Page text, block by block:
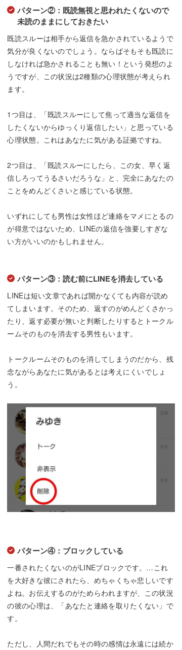
パターン②：既読無視と思われたくないので
未読のままにしておきたい
既読スルーは相手から返信を急かされているようで
気分が良くないのでしょう。ならばそもそも既読に
しなければ急かされることも無い！という発想のよ
うですが、この状況は2種類の心理状態が考えられ
ます。
1つ目は、「既読スルーにして焦って適当な返信を
したくないからゆっくり返信したい」と思っている
心理状態。これはあなたに気がある証拠ですね。
2つ目は、「既読スルーにしたら、この女、早く返
信しろってうるさいだろうな」と、完全にあなたの
ことをめんどくさいと感じている状態。
いずれにしても男性は女性ほど連絡をマメにとるの
が得意ではないため、LINEの返信を強要しすぎな
い方がいいのかもしれません。
パターン③：読む前にLINEを消去している
LINEは短い文章であれば開かなくても内容が読め
てしまいます。そのため、返すのがめんどくさかっ
たり、返す必要が無いと判断したりするとトークル
ームそのものを消去する男性もいます。
トークルームそのものを消してしまうのだから、残
念ながらあなたに気があるとは考えにくいでしょ
う。
パターン④：ブロックしている
一番されたくないのがLINEブロックです。…これ
を大好きな彼にされたら、めちゃくちゃ悲しいです
よね。お伝えするのがためらわれますが、この状況
の彼の心理は、「あなたと連絡を取りたくない」で
す。
ただし、人間だれでもその時の感情は永遠には続か